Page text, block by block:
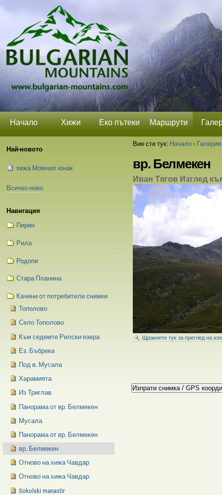
Начало Хижи Еко пътеки Маршрути
Вие сте тук: Начало › Галерия
вр. Белмекен
Иван Тягов Изглед
Щракнете тук за преглед на
Най-новото
xижа Момчил юнак
Всичко ново
Навигация
Пирин
Рила
Родопи
Стара Планина
Качени от потребители снимки
Тополово
Село Тополово
Към седемте Рилски езера
Ез. Бъбрека
Под в. Мусала
Харамията
Из Триглав
Панорама от вр. Белмекен
Мусала
Панорама от вр. Белмекен
вр. Белмекен
Отново на хижа Чавдар
Отново на хижа Чавдар
Sokolski manastir